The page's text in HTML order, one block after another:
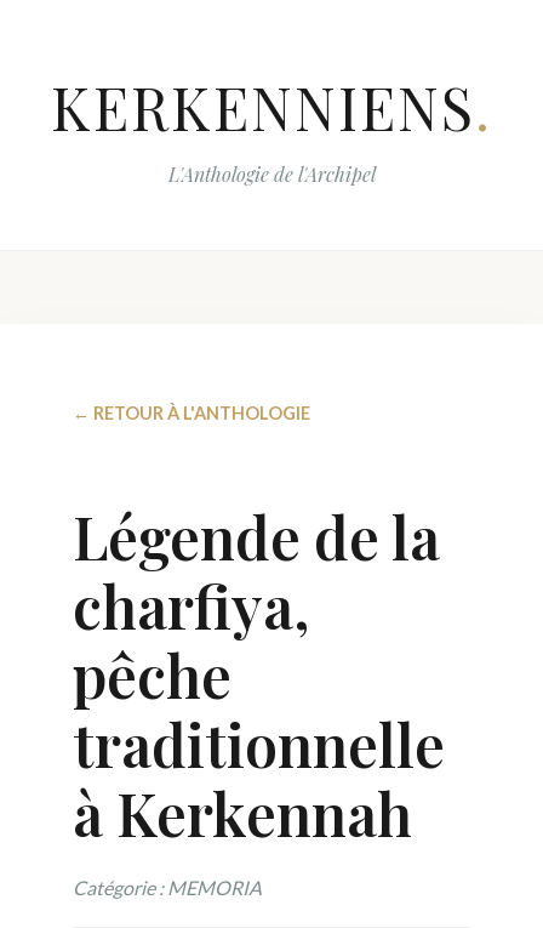
KERKENNIENS.
L'Anthologie de l'Archipel
← RETOUR À L'ANTHOLOGIE
Légende de la
charfiya,
pêche
traditionnelle
à Kerkennah
Catégorie : MEMORIA